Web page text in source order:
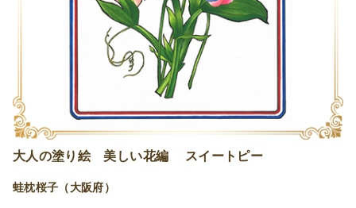
大人の塗り絵 美しい花編 スイートピー
蛙枕桜子（大阪府）